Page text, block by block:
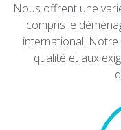
Nous offrent une
compris le
international.
qualité et aux